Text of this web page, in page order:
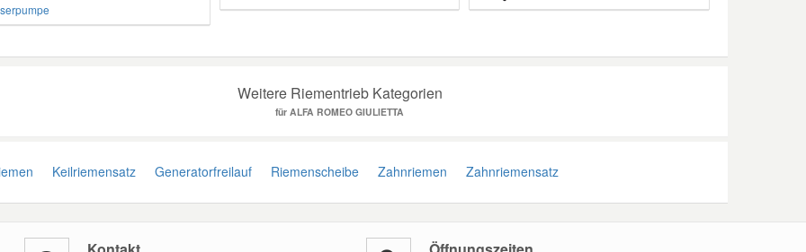
Weitere Riementrieb Kategorien
für ALFA ROMEO GIULIETTA
Keilriemensatz Generatorfreilauf Riemenscheibe Zahnriemen Zahnriemensatz